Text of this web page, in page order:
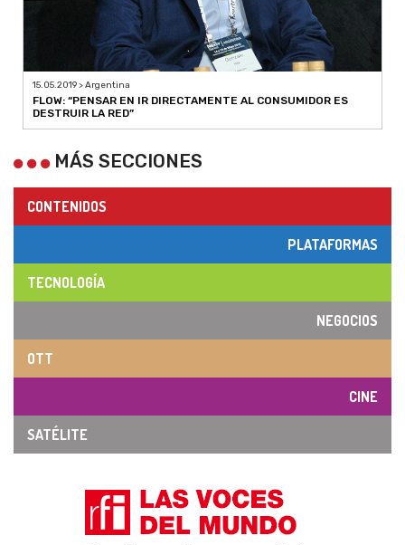
15.05.2019 > Argentina
FLOW: “PENSAR EN IR DIRECTAMENTE AL CONSUMIDOR ES
DESTRUIR LA RED”
MÁS SECCIONES
CONTENIDOS
PLATAFORMAS
TECNOLOGÍA
NEGOCIOS
OTT
CINE
SATÉLITE